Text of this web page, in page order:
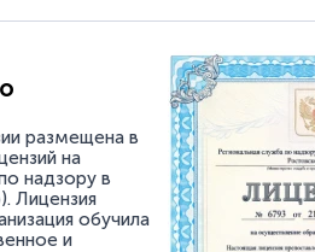
размещена в
на
надзору в
Лицензия
обучила
и